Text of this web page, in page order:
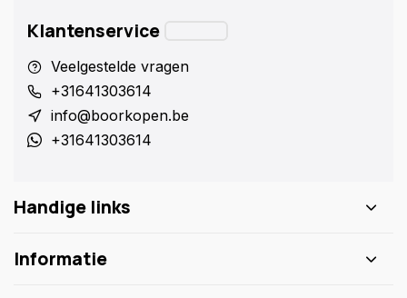
Klantenservice
Veelgestelde vragen
+31641303614
info@boorkopen.be
+31641303614
Handige links
Informatie